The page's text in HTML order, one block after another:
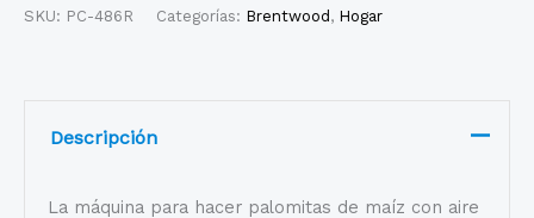
SKU: PC-486R Categorías: Brentwood , Hogar
Descripción
La máquina para hacer palomitas de maíz con aire